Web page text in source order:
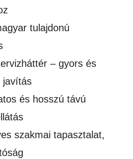
tulajdonú
– gyors és
javítás
és hosszú távú
szakmai tapasztalat,